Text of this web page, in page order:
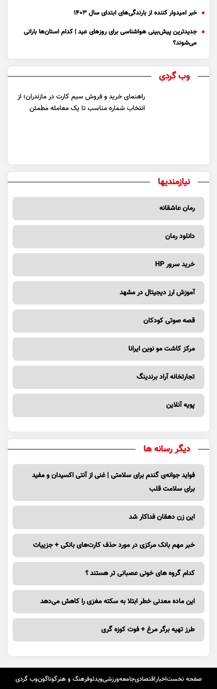
خبر امیدوار کننده از بارندگی‌های ابتدای سال ۱۴۰۳
جدیدترین پیش‌بینی هواشناسی برای روزهای عید | کدام استان‌ها بارانی
می‌شوند؟
وب گردی
راهنمای خرید و فروش سیم کارت در مازندران؛ از
انتخاب شماره مناسب تا یک معامله مطمئن
رمان عاشقانه
دانلود رمان
خرید سرور HP
آموزش ارز دیجیتال در مشهد
قصه صوتی کودکان
مرکز کاشت مو نوین ایرانا
تجارتخانه آراد برندینگ
پویه آنلاین
دیگر رسانه ها
فواید جوانه‌ی گندم برای سلامتی | غنی از آنتی اکسیدان و مفید
برای سلامت قلب
این زن دهقان فداکار شد
خبر مهم بانک مرکزی در مورد حذف کارت‌های بانکی + جزییات
کدام گروه های خونی عصبانی تر هستند ؟
این ماده معدنی خطر ابتلا به سکته مغزی را کاهش می‌دهد
طرز تهیه برگر مرغ + فوت کوزه گری
صفحه نخستاخباراقتصادیجامعهورزشیویدئوفرهنگ و هنرگوناگونوب گردی